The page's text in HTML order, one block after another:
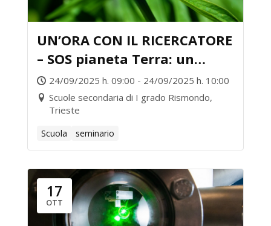
UN’ORA CON IL RICERCATORE
– SOS pianeta Terra: un
viaggio tra dati e ambiente
24/09/2025 h. 09:00 - 24/09/2025 h. 10:00
Scuole secondaria di I grado Rismondo,
Trieste
Scuola seminario
17
OTT